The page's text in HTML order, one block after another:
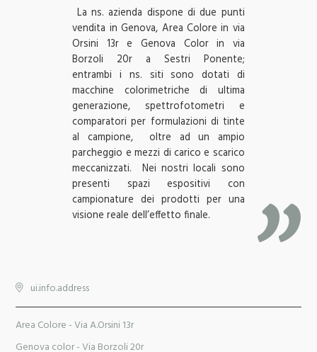
La ns. azienda dispone di due punti
vendita in Genova, Area Colore in via
Orsini 13r e Genova Color in via
Borzoli 20r a Sestri Ponente;
entrambi i ns. siti sono dotati di
macchine colorimetriche di ultima
generazione, spettrofotometri e
comparatori per formulazioni di tinte
al campione,
oltre ad un ampio
parcheggio e mezzi di carico e scarico
meccanizzati.
Nei nostri locali sono
presenti spazi espositivi con
campionature dei prodotti per una
visione reale dell’effetto finale.
ui.info.address
Area Colore - Via A.Orsini 13r
Genova color - Via Borzoli 20r